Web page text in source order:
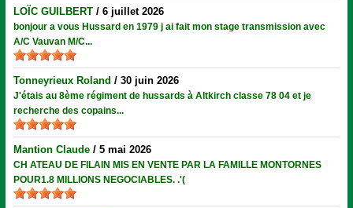
LOÏC GUILBERT /6 juillet 2026
bonjour a vous Hussard en 1979 j ai fait mon stage transmission avec
A/C Vauvan M/C...
Tonneyrieux Roland /30 juin 2026
J'étais au 8ème régiment de hussards à Altkirch classe 78 04 et je
recherche des copains...
Mantion Claude /5 mai 2026
CH ATEAU DE FILAIN MIS EN VENTE PAR LA FAMILLE MONTORNES
POUR1.8 MILLIONS NEGOCIABLES. .'(